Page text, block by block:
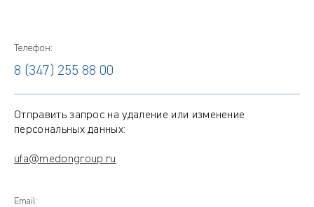
Телефон:
8 (347) 255 88 00
Отправить запрос на удаление или изменение
персональных данных:
ufa@medongroup.ru
Email: